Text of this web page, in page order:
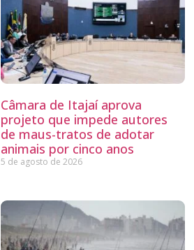
Câmara de Itajaí aprova
projeto que impede autores
de maus-tratos de adotar
animais por cinco anos
5 de agosto de 2026